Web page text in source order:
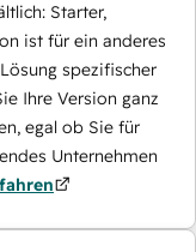
Starter,
ist für ein anderes
spezifischer
Ihre Version ganz
egal ob Sie für
Unternehmen